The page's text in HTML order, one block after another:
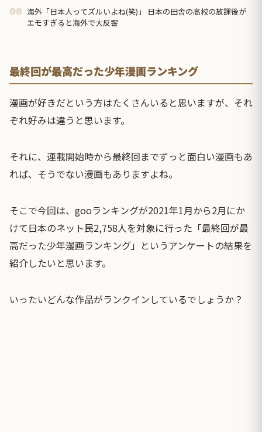
08 海外「日本人ってズルいよね(笑)」 日本の田舎の高校の放課後が
エモすぎると海外で大反響
最終回が最高だった少年漫画ランキング
漫画が好きだという方はたくさんいると思いますが、それ
ぞれ好みは違うと思います。
それに、連載開始時から最終回までずっと面白い漫画もあ
れば、そうでない漫画もありますよね。
そこで今回は、gooランキングが2021年1月から2月にか
けて日本のネット民2,758人を対象に行った「最終回が最
高だった少年漫画ランキング」というアンケートの結果を
紹介したいと思います。
いったいどんな作品がランクインしているでしょうか？